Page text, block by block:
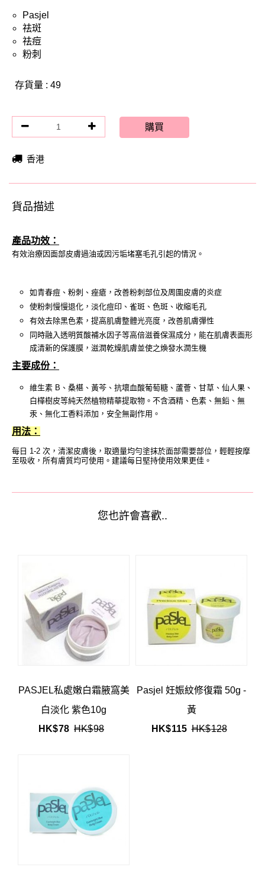
Pasjel
祛斑
祛痘
粉刺
存貨量 : 49
購買
香港
貨品描述
產品功效：
有效治療因面部皮膚過油或因污垢堵塞毛孔引起的情況。
如青春痘、粉刺、痤瘡，改善粉刺部位及周圍皮膚的炎症
使粉刺慢慢退化，淡化痘印、雀斑、色斑、收縮毛孔
有效去除黑色素，提高肌膚整體光亮度，改善肌膚彈性
同時融入透明質酸補水因子等高倍滋養保濕成分，能在肌膚表面形
成清新的保護膜，滋潤乾燥肌膚並使之煥發水潤生機
主要成份：
維生素 B、桑椹、黃芩、抗壞血酸葡萄糖、蘆薈、甘草、仙人果、
白樺樹皮等純天然植物精華提取物。不含酒精、色素、無鉛、無
汞、無化工香料添加，安全無副作用。
用法：
每日 1-2 次，清潔皮膚後，取適量均勻塗抹於面部需要部位，輕輕按摩
至吸收，所有膚質均可使用。建議每日堅持使用效果更佳。
您也許會喜歡..
PASJEL私處嫩白霜腋窩美
白淡化 紫色10g
HK$78 HK$98
Pasjel 妊娠紋修復霜 50g -
黃
HK$115 HK$128